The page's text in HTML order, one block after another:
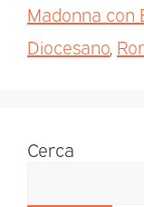
Madonna con
Diocesano
Cerca